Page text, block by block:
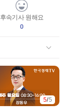
후속기사 원해요
0
5/5